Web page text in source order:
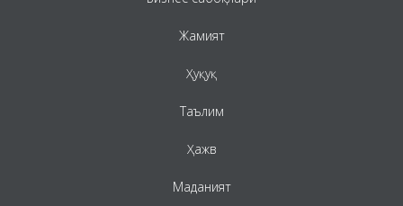
Жамият
Ҳуқуқ
Таълим
Ҳажв
Маданият